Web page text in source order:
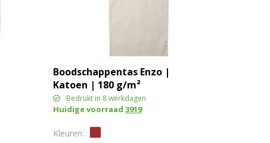
Boodschappentas Enzo |
Katoen | 180 g/m²
Bedrukt in 8 werkdagen
Huidige voorraad 3919